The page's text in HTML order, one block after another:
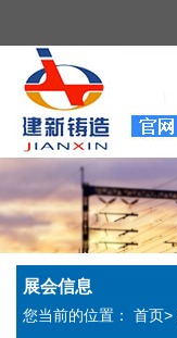
展会信息
您当前的位置： 首页>